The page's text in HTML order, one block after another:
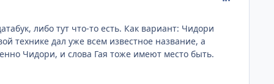
либо тут что-то есть. Как вариант: Чидори
технике дал уже всем известное название, а
Чидори, и слова Гая тоже имеют место быть.